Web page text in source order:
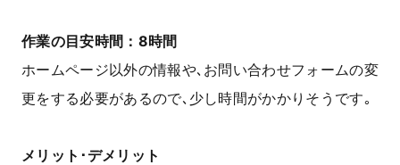
作業の目安時間：8時間
ホームページ以外の情報や､お問い合わせフォームの変
更をする必要があるので､少し時間がかかりそうです｡
メリット･デメリット